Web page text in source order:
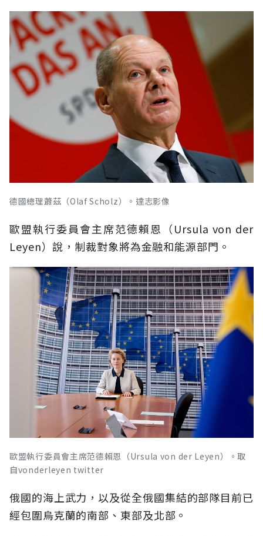
德國總理蕭茲（Olaf Scholz）。達志影像
歐盟執行委員會主席范德賴恩（Ursula von der
Leyen）說，制裁對象將為金融和能源部門。
歐盟執行委員會主席范德賴恩（Ursula von der Leyen）。取
自vonderleyen twitter
俄國的海上武力，以及從全俄國集結的部隊目前已
經包圍烏克蘭的南部、東部及北部。